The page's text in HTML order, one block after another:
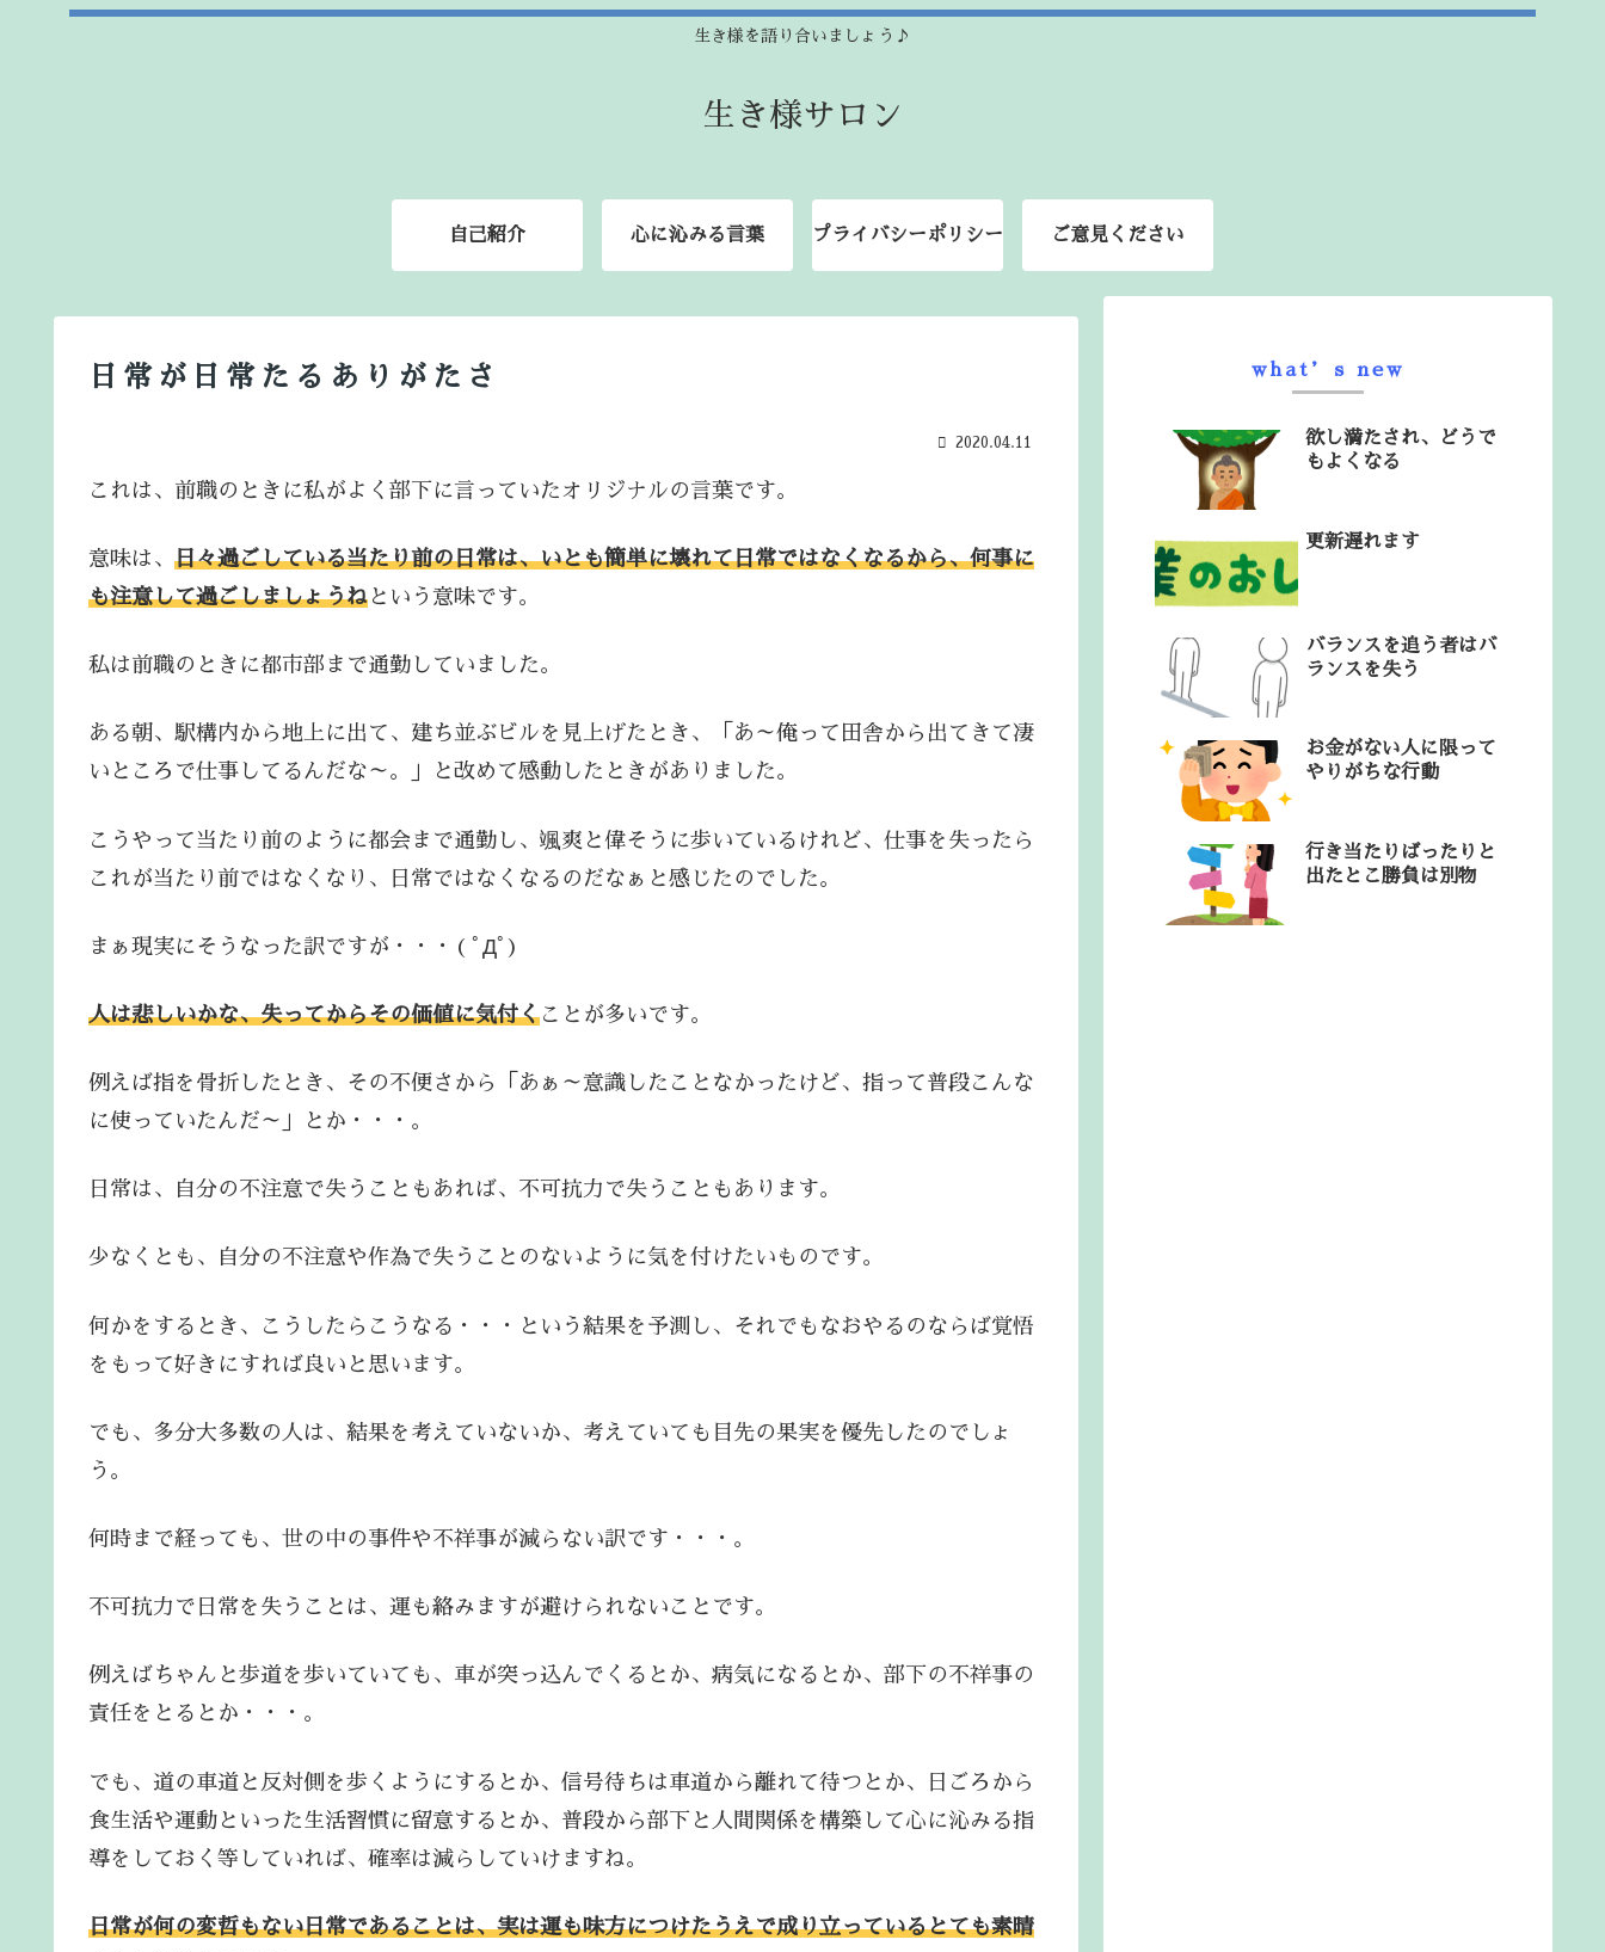
生き様を語り合いましょう♪
生き様サロン
自己紹介 心に沁みる言葉 プライバシーポリシー ご意見ください
日常が日常たるありがたさ
2020.04.11
これは、前職のときに私がよく部下に言っていたオリジナルの言葉です。
意味は、 日々過ごしている当たり前の日常は、いとも簡単に壊れて日常ではなくなるから、何事に
も注意して過ごしましょうね という意味です。
私は前職のときに都市部まで通勤していました。
ある朝、駅構内から地上に出て、建ち並ぶビルを見上げたとき、「あ～俺って田舎から出てきて凄
いところで仕事してるんだな～。」と改めて感動したときがありました。
こうやって当たり前のように都会まで通勤し、颯爽と偉そうに歩いているけれど、仕事を失ったら
これが当たり前ではなくなり、日常ではなくなるのだなぁと感じたのでした。
まぁ現実にそうなった訳ですが・・・( ﾟДﾟ)
人は悲しいかな、失ってからその価値に気付くことが多いです。
例えば指を骨折したとき、その不便さから「あぁ～意識したことなかったけど、指って普段こんな
に使っていたんだ～」とか・・・。
日常は、自分の不注意で失うこともあれば、不可抗力で失うこともあります。
少なくとも、自分の不注意や作為で失うことのないように気を付けたいものです。
何かをするとき、こうしたらこうなる・・・という結果を予測し、それでもなおやるのならば覚悟
をもって好きにすれば良いと思います。
でも、多分大多数の人は、結果を考えていないか、考えていても目先の果実を優先したのでしょ
う。
何時まで経っても、世の中の事件や不祥事が減らない訳です・・・。
不可抗力で日常を失うことは、運も絡みますが避けられないことです。
例えばちゃんと歩道を歩いていても、車が突っ込んでくるとか、病気になるとか、部下の不祥事の
責任をとるとか・・・。
でも、道の車道と反対側を歩くようにするとか、信号待ちは車道から離れて待つとか、日ごろから
食生活や運動といった生活習慣に留意するとか、普段から部下と人間関係を構築して心に沁みる指
導をしておく等していれば、確率は減らしていけますね。
日常が何の変哲もない日常であることは、実は運も味方につけたうえで成り立っているとても素晴
what’s new
欲し満たされ、どうで
もよくなる
更新遅れます
バランスを追う者はバ
ランスを失う
お金がない人に限って
やりがちな行動
行き当たりばったりと
出たとこ勝負は別物